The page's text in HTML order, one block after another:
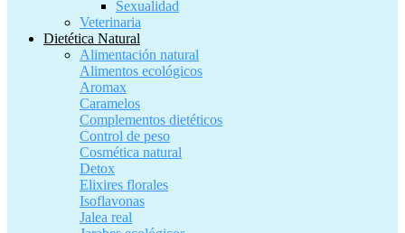
Sexualidad
Veterinaria
Dietética Natural
Alimentación natural
Alimentos ecológicos
Aromax
Caramelos
Complementos dietéticos
Control de peso
Cosmética natural
Detox
Elixires florales
Isoflavonas
Jalea real